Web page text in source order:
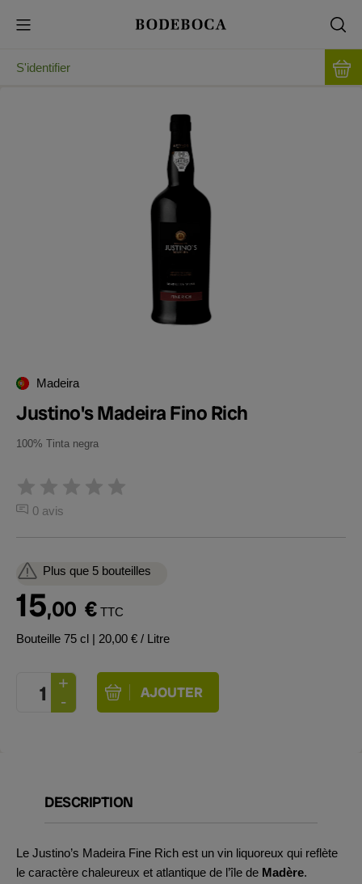
S'identifier
Madeira
Justino's Madeira Fino Rich
100% Tinta negra
0 avis
Plus que 5 bouteilles
15,00 € TTC
Bouteille 75 cl | 20,00 € / Litre
DESCRIPTION
Le Justino’s Madeira Fine Rich est un vin liquoreux qui reflète
le caractère chaleureux et atlantique de l’île de Madère.